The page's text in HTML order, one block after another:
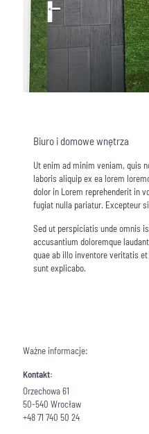
Biuro i domowe wnętrza
Ut enim ad minim veniam, quis
laboris aliquip ex ea lorem
dolor in Lorem reprehenderit in
fugiat nulla pariatur. Excepteur
Sed ut perspiciatis unde omnis
accusantium doloremque
quae ab illo inventore veritatis
sunt explicabo.
Ważne informacje:
Kontakt:
Orzechowa 61
50-540 Wrocław
+48 71 740 50 24